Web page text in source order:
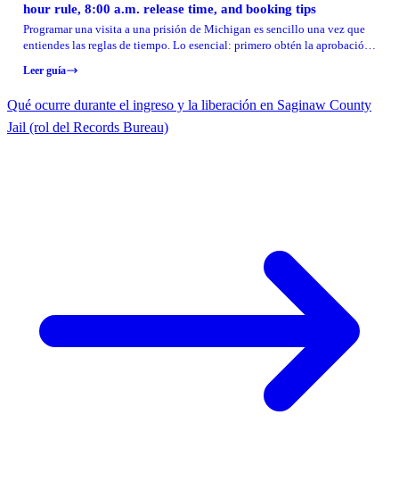
hour rule, 8:00 a.m. release time, and booking tips
Programar una visita a una prisión de Michigan es sencillo una vez que
entiendes las reglas de tiempo. Lo esencial: primero obtén la aprobación,
ten en cuenta que los espacios ahora se publican a las 8:00 a.m.
Leer guía
Qué ocurre durante el ingreso y la liberación en Saginaw County
Jail (rol del Records Bureau)